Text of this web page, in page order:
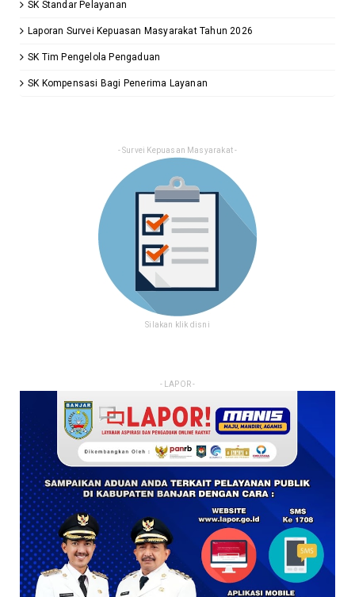
SK Standar Pelayanan
Laporan Survei Kepuasan Masyarakat Tahun 2026
SK Tim Pengelola Pengaduan
SK Kompensasi Bagi Penerima Layanan
- Survei Kepuasan Masyarakat -
Silakan klik disni
- LAPOR -